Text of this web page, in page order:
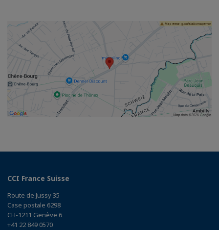
CCI France Suisse
Route de Jussy 35
Case postale 6298
CH-1211 Genève 6
+41 22 849 0570